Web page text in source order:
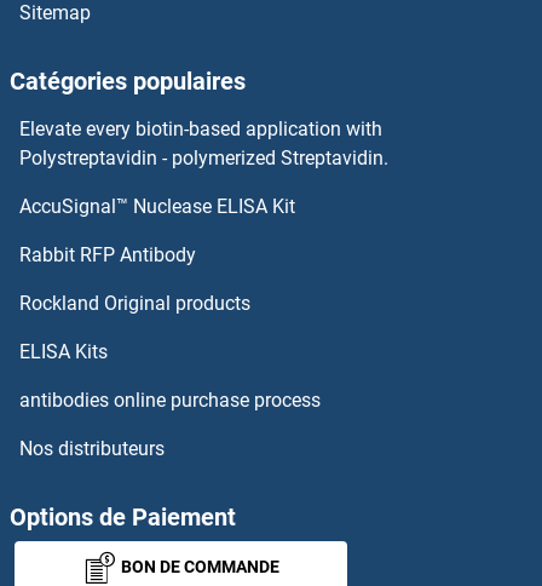
G Kinase Anchoring Protein 1 Kits ELISA
FZD6 Kits ELISA
FZD4 Kits ELISA
GADD45A Kits ELISA
GADD45G Kits ELISA
GAK Kits ELISA
GAL Kits ELISA
Sitemap
Catégories populaires
Elevate every biotin-based application with
Polystreptavidin - polymerized Streptavidin.
AccuSignal™ Nuclease ELISA Kit
Rabbit RFP Antibody
Rockland Original products
ELISA Kits
antibodies online purchase process
Nos distributeurs
Options de Paiement
BON DE COMMANDE